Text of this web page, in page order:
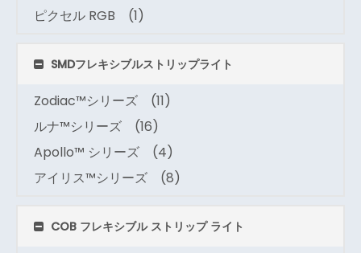
ピクセル RGB
(1)
SMDフレキシブルストリップライト
Zodiac™シリーズ
(11)
ルナ™シリーズ
(16)
Apollo™ シリーズ
(4)
アイリス™シリーズ
(8)
COB フレキシブル ストリップ ライト